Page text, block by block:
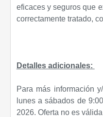
eficaces y seguros que
correctamente tratado,
Detalles adicionales:
Para más información
lunes a sábados de
2026. Oferta no es